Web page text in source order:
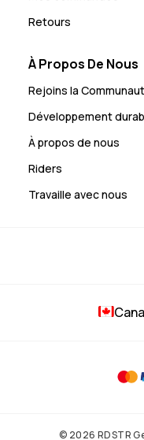
Retours
À Propos De Nous
Rejoins la
Développement
À propos de nous
Riders
Travaille avec nous
© 2026 RDSTR